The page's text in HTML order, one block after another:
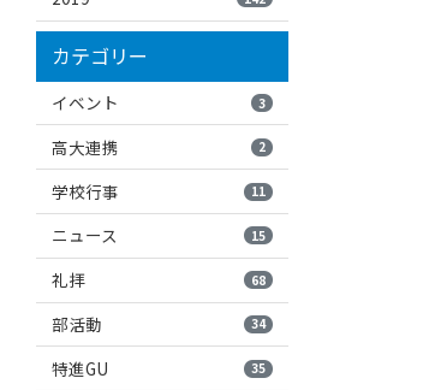
カテゴリー
イベント 3
高大連携 2
学校行事 11
ニュース 15
礼拝 68
部活動 34
特進GU 35